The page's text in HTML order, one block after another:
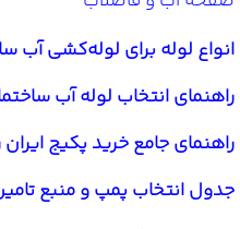
انواع لوله برای لوله‌کشی آب
راهنمای انتخاب لوله آب
راهنمای جامع خرید پکیج ایران
جدول انتخاب پمپ و منبع